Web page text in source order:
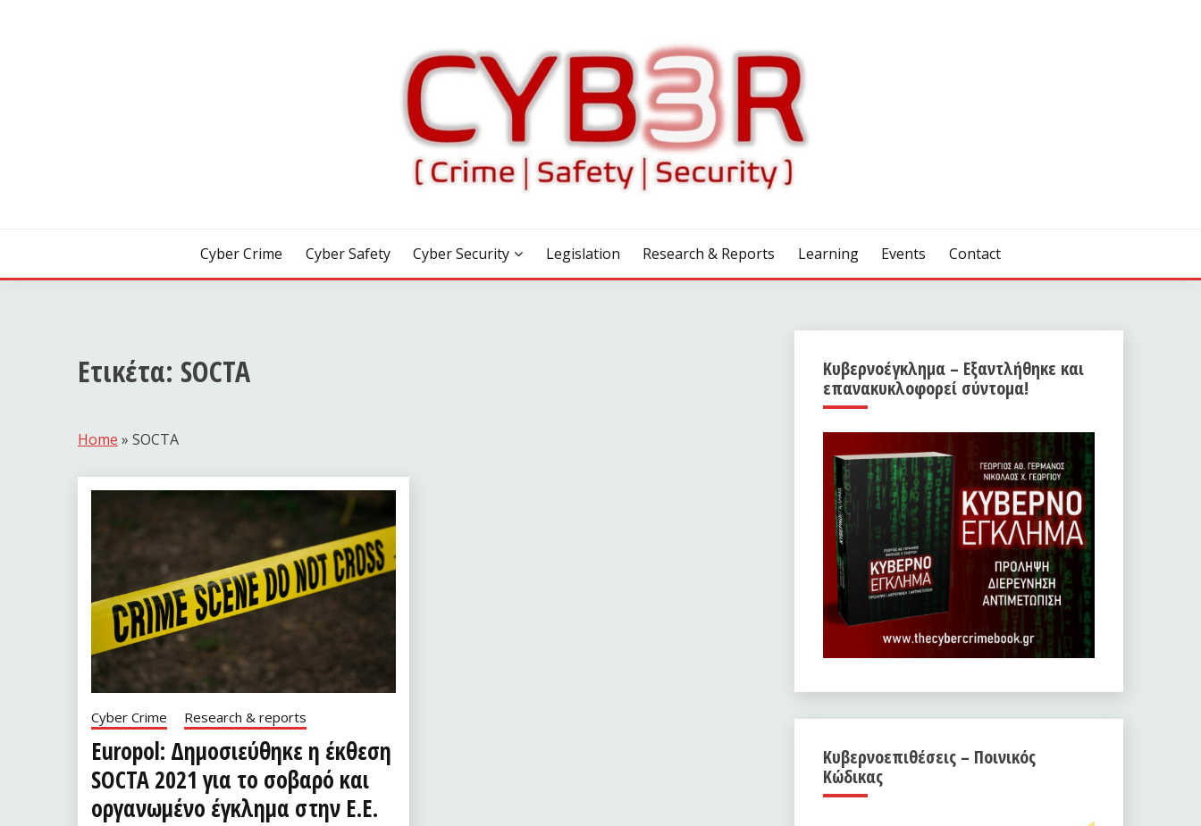
Cyber Crime Cyber Safety Cyber Security Legislation Research & Reports Learning Events Contact
Ετικέτα: SOCTA
Home » SOCTA
Cyber Crime Research & reports
Europol: Δημοσιεύθηκε η έκθεση
SOCTA 2021 για το σοβαρό και
οργανωμένο έγκλημα στην Ε.Ε.
Κυβερνοέγκλημα – Εξαντλήθηκε και
επανακυκλοφορεί σύντομα!
Κυβερνοεπιθέσεις – Ποινικός
Κώδικας